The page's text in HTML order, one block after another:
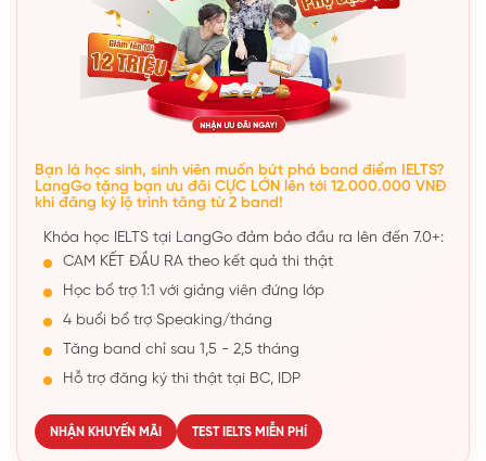
Bạn là học sinh, sinh viên muốn bứt phá band điểm IELTS?
LangGo tặng bạn ưu đãi CỰC LỚN lên tới 12.000.000 VNĐ
khi đăng ký lộ trình tăng từ 2 band!
Khóa học IELTS tại LangGo đảm bảo đầu ra lên đến 7.0+:
CAM KẾT ĐẦU RA theo kết quả thi thật
Học bổ trợ 1:1 với giảng viên đứng lớp
4 buổi bổ trợ Speaking/tháng
Tăng band chỉ sau 1,5 - 2,5 tháng
Hỗ trợ đăng ký thi thật tại BC, IDP
NHẬN KHUYẾN MÃI TEST IELTS MIỄN PHÍ